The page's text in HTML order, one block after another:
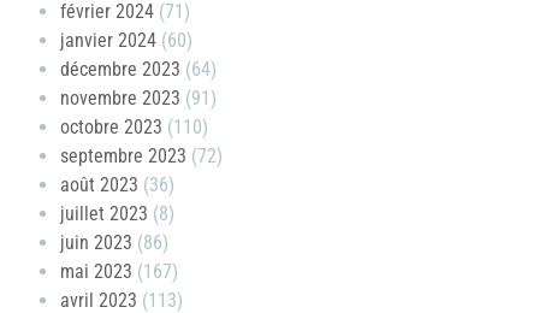
février 2024 (71)
janvier 2024 (60)
décembre 2023 (64)
novembre 2023 (91)
octobre 2023 (110)
septembre 2023 (72)
août 2023 (36)
juillet 2023 (8)
juin 2023 (86)
mai 2023 (167)
avril 2023 (113)